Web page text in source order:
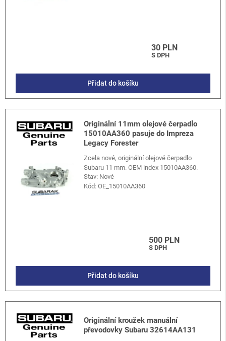
30 PLN
S DPH
Přidat do košíku
Originální 11mm olejové čerpadlo
15010AA360 pasuje do Impreza
Legacy Forester
Zcela nové, originální olejové čerpadlo
Subaru 11 mm. OEM index 15010AA360.
Stav: Nové
Kód:OE_15010AA360
500 PLN
S DPH
Přidat do košíku
Originální kroužek manuální
převodovky Subaru 32614AA131